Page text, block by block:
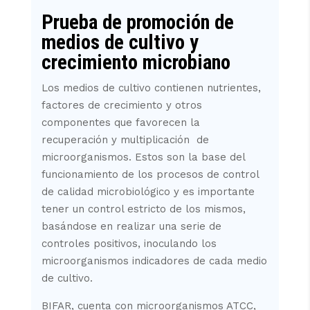
Prueba de promoción de
medios de cultivo y
crecimiento microbiano
Los medios de cultivo contienen nutrientes,
factores de crecimiento y otros
componentes que favorecen la
recuperación y multiplicación de
microorganismos. Estos son la base del
funcionamiento de los procesos de control
de calidad microbiológico y es importante
tener un control estricto de los mismos,
basándose en realizar una serie de
controles positivos, inoculando los
microorganismos indicadores de cada medio
de cultivo.
BIFAR, cuenta con microorganismos ATCC,